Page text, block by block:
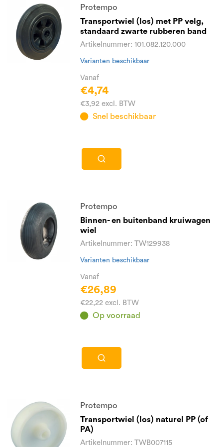
Protempo
Transportwiel (los) met PP velg,
standaard zwarte rubberen band
Artikelnummer: 101.082.120.000
Varianten beschikbaar
Vanaf
€4,74
€3,92 excl. BTW
Snel beschikbaar
Protempo
Binnen- en buitenband kruiwagen
wiel
Artikelnummer: TW129938
Varianten beschikbaar
Vanaf
€26,89
€22,22 excl. BTW
Op voorraad
Protempo
Transportwiel (los) naturel PP (of
PA)
Artikelnummer: TWB007115